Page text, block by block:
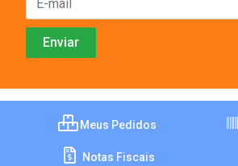
Meus Pedidos
Notas Fiscais